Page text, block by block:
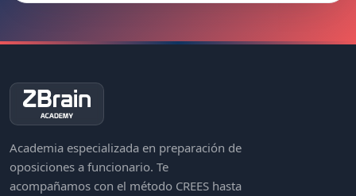
Academia especializada en preparación de
oposiciones a funcionario. Te
acompañamos con el método CREES hasta